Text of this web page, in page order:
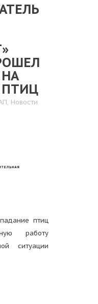
, Новости
птиц
работу
ситуации